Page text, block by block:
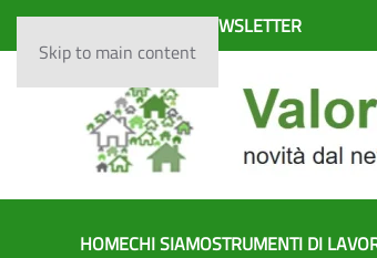
Skip to main content
ISCRIVITI ALLA NEWSLETTER
HOMECHI SIAMOSTRUMENTI DI